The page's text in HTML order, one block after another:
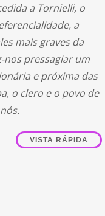
a Tornielli, o
a
mais graves da
nos pressagiar um
e próxima das
o clero e o povo de
VISTA RÁPIDA